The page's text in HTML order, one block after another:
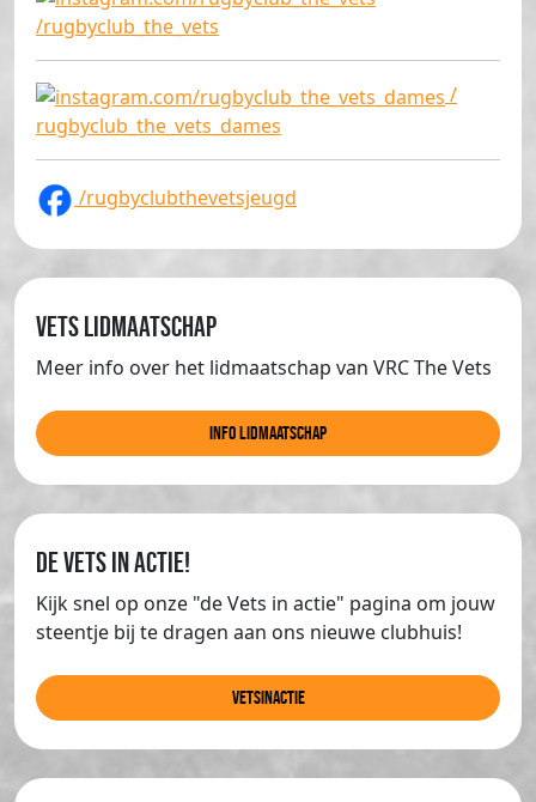
/rugbyclub_the_vets
/
rugbyclub_the_vets_dames
/rugbyclubthevetsjeugd
Vets lidmaatschap
Meer info over het lidmaatschap van VRC The Vets
info lidmaatschap
de Vets in actie!
Kijk snel op onze "de Vets in actie" pagina om jouw
steentje bij te dragen aan ons nieuwe clubhuis!
Vetsinactie